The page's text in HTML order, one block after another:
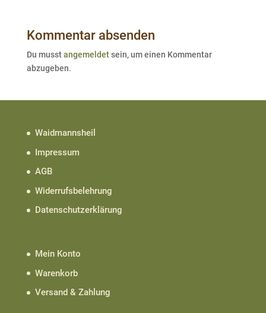
Kommentar absenden
Du musstangemeldetsein, um einen Kommentar
abzugeben.
Waidmannsheil
Impressum
AGB
Widerrufsbelehrung
Datenschutzerklärung
Mein Konto
Warenkorb
Versand & Zahlung